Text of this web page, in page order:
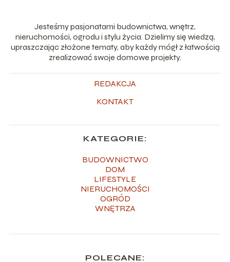
Jesteśmy pasjonatami budownictwa, wnętrz,
nieruchomości, ogrodu i stylu życia. Dzielimy się wiedzą,
upraszczając złożone tematy, aby każdy mógł z łatwością
zrealizować swoje domowe projekty.
REDAKCJA
KONTAKT
KATEGORIE:
BUDOWNICTWO
DOM
LIFESTYLE
NIERUCHOMOŚCI
OGRÓD
WNĘTRZA
POLECANE: